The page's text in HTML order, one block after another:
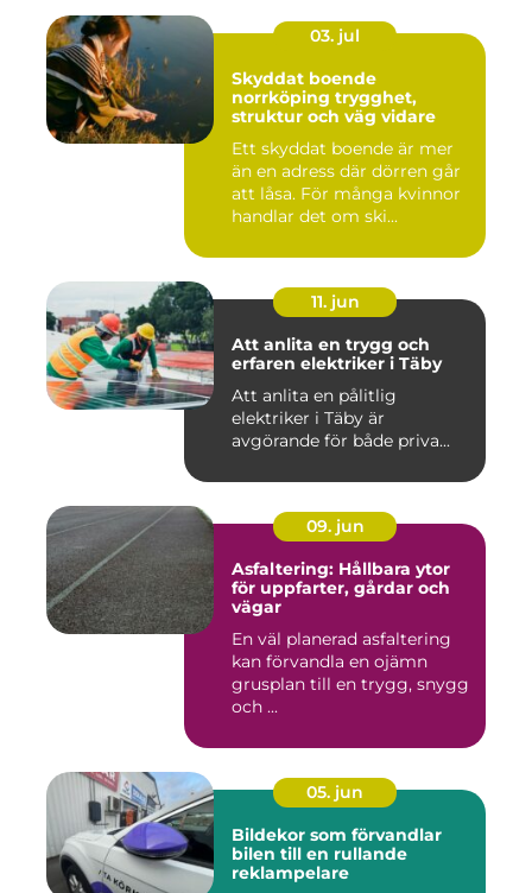
03. jul
Skyddat boende
norrköping trygghet,
struktur och väg vidare
Ett skyddat boende är mer
än en adress där dörren går
att låsa. För många kvinnor
handlar det om ski...
11. jun
Att anlita en trygg och
erfaren elektriker i Täby
Att anlita en pålitlig
elektriker i Täby är
avgörande för både priva...
09. jun
Asfaltering: Hållbara ytor
för uppfarter, gårdar och
vägar
En väl planerad asfaltering
kan förvandla en ojämn
grusplan till en trygg, snygg
och ...
05. jun
Bildekor som förvandlar
bilen till en rullande
reklampelare